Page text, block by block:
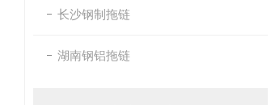
长沙钢制拖链
湖南钢铝拖链